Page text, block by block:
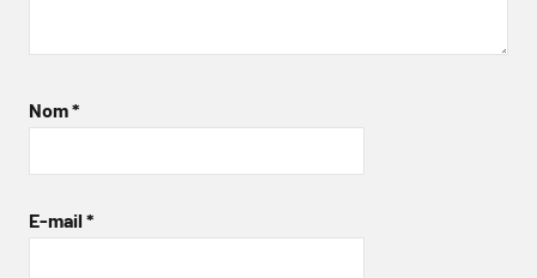
Nom*
E-mail *